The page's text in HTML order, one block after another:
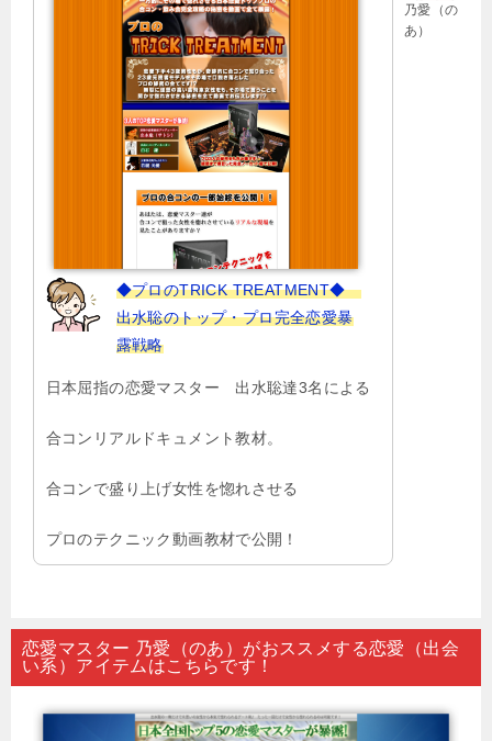
乃愛（の
あ）
◆プロのTRICK TREATMENT◆
出水聡のトップ・プロ完全恋愛暴
露戦略
日本屈指の恋愛マスター 出水聡達3名による
合コンリアルドキュメント教材。
合コンで盛り上げ女性を惚れさせる
プロのテクニック動画教材で公開！
恋愛マスター 乃愛（のあ）がおススメする恋愛（出会
い系）アイテムはこちらです！